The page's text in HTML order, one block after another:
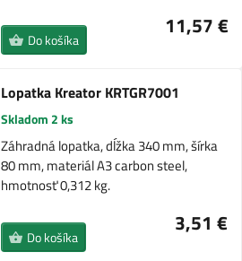
11,57 €
Do košíka
Lopatka Kreator KRTGR7001
Skladom 2 ks
Záhradná lopatka, dĺžka 340 mm, šírka
80 mm, materiál A3 carbon steel,
hmotnosť 0,312 kg.
3,51 €
Do košíka